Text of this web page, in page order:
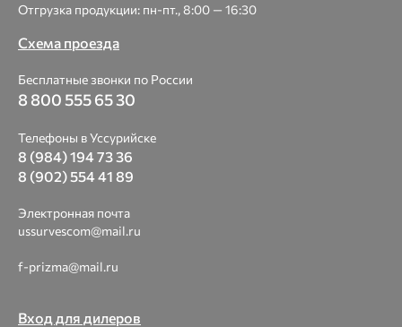
Отгрузка продукции: пн-пт., 8:00 — 16:30
Схема проезда
Бесплатные звонки по России
8 800 555 65 30
Телефоны в Уссурийске
8 (984) 194 73 36
8 (902) 554 41 89
Электронная почта
ussurvescom@mail.ru
f-prizma@mail.ru
Вход для дилеров